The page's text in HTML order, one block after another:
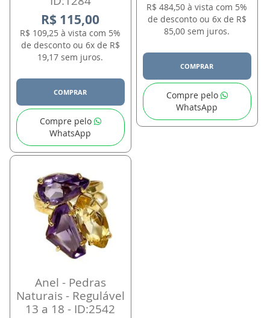
R$ 115,00
R$ 109,25 à vista com 5%
de desconto ou 6x de R$
19,17 sem juros.
COMPRAR
Compre pelo
WhatsApp
R$ 484,50 à vista com 5%
de desconto ou 6x de R$
85,00 sem juros.
COMPRAR
Compre pelo
WhatsApp
Anel - Pedras
Naturais - Regulável
13 a 18 - ID:2542